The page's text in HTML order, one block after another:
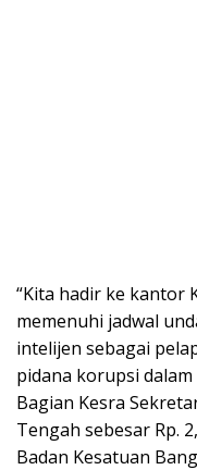
“Kita hadir ke kantor
memenuhi jadwal
intelijen sebagai
pidana korupsi
Bagian Kesra
Tengah sebesar Rp.
Badan Kesatuan